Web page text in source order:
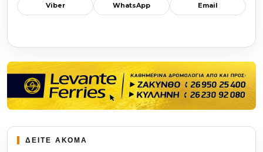
Viber WhatsApp Email
ΔΕΙΤΕ ΑΚΟΜΑ